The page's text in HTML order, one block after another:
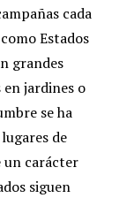
cada
Estados
grandes
en jardines o
se ha
de
un carácter
siguen